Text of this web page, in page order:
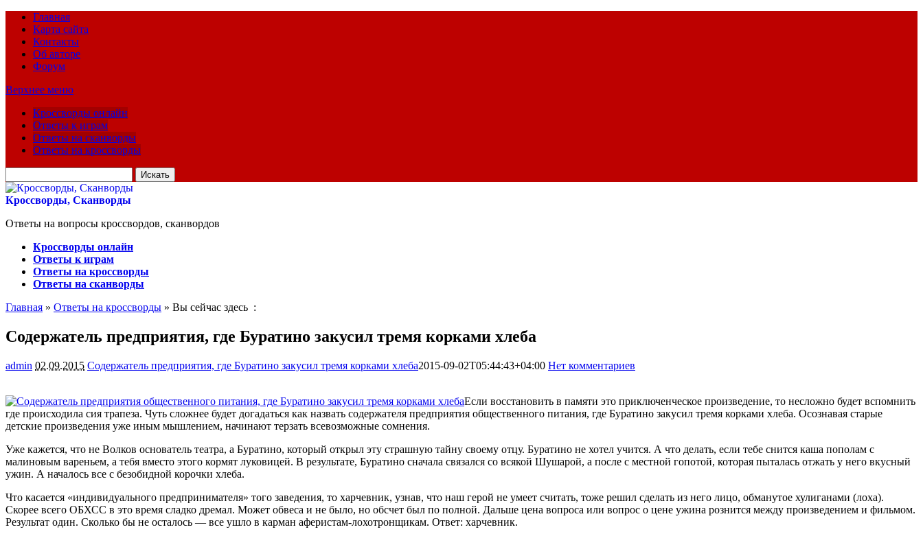
Главная
Карта сайта
Контакты
Об авторе
Форум
Верхнее меню
Кроссворды онлайн
Ответы к играм
Ответы на сканворды
Ответы на кроссворды
для:
Кроссворды, Сканворды
Ответы на вопросы кроссвордов, сканвордов
Кроссворды онлайн
Ответы к играм
Ответы на кроссворды
Ответы на сканворды
Главная » Ответы на кроссворды » Вы сейчас здесь :
Содержатель предприятия, где Буратино закусил тремя корками хлеба
admin 02.09.2015 Содержатель предприятия, где Буратино закусил тремя корками хлеба2015-09-02T05:44:43+04:00 Нет комментариев
Если восстановить в памяти это приключенческое произведение, то несложно будет вспомнить
где происходила сия трапеза. Чуть сложнее будет догадаться как назвать содержателя предприятия общественного питания, где Буратино закусил тремя корками хлеба. Осознавая старые
детские произведения уже иным мышлением, начинают терзать всевозможные сомнения.
Уже кажется, что не Волков основатель театра, а Буратино, который открыл эту страшную тайну своему отцу. Буратино не хотел учится. А что делать, если тебе снится каша пополам с
малиновым вареньем, а тебя вместо этого кормят луковицей. В результате, Буратино сначала связался со всякой Шушарой, а после с местной гопотой, которая пыталась отжать у него вкусный
ужин. А началось все с безобидной корочки хлеба.
Что касается «индивидуального предпринимателя» того заведения, то харчевник, узнав, что наш герой не умеет считать, тоже решил сделать из него лицо, обманутое хулиганами (лоха).
Скорее всего ОБХСС в это время сладко дремал. Может обвеса и не было, но обсчет был по полной. Дальше цена вопроса или вопрос о цене ужина рознится между произведением и фильмом.
Результат один. Сколько бы не осталось — все ушло в карман аферистам-лохотронщикам. Ответ: харчевник.